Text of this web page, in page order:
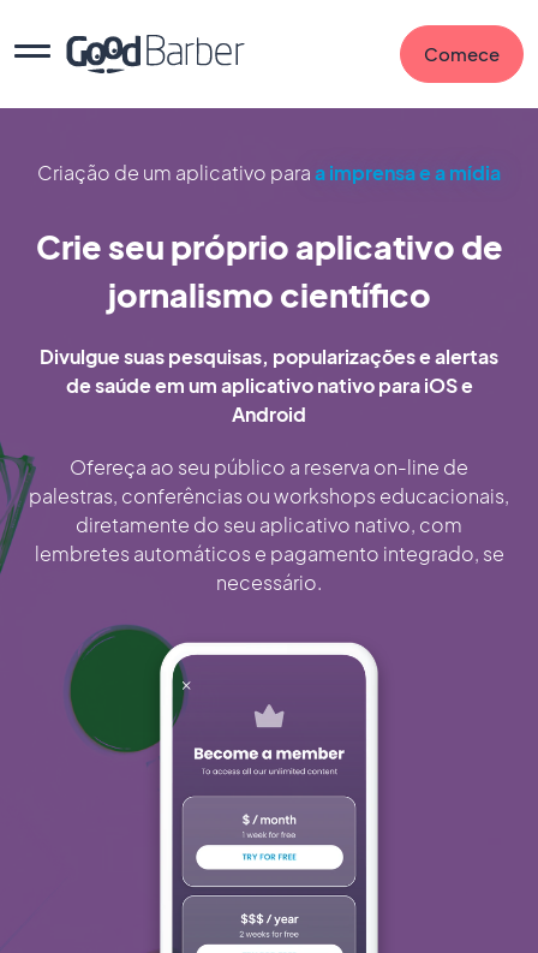
Comece
Criação de um aplicativo paraa imprensa e a mídia
Crie seu próprio aplicativo de
jornalismo científico
Divulgue suas pesquisas, popularizações e alertas
de saúde em um aplicativo nativo para iOS e
Android
Ofereça ao seu público a reserva on-line de
palestras, conferências ou workshops educacionais,
diretamente do seu aplicativo nativo, com
lembretes automáticos e pagamento integrado, se
necessário.